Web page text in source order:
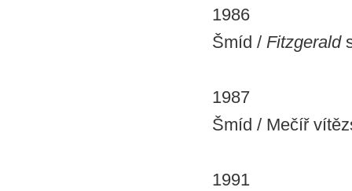
1986
Šmíd / Fitzgerald
1987
Šmíd / Mečíř
1991